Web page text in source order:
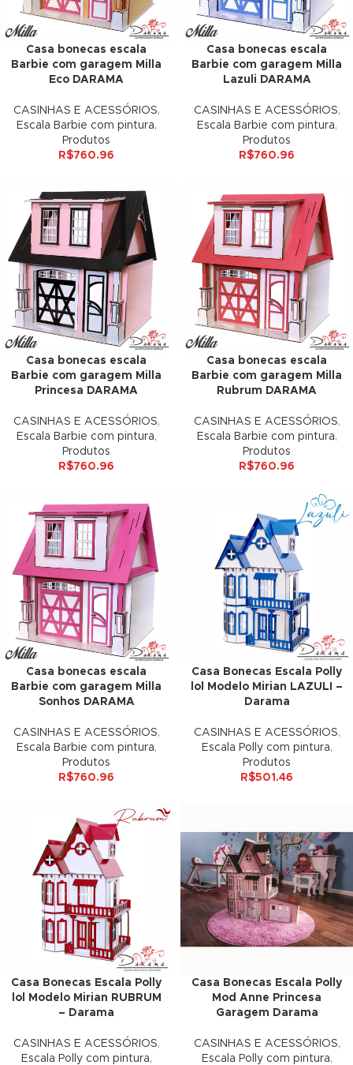
al
Casa bonecas escala
Barbie com garagem Milla
Eco DARAMA
CASINHAS E ACESSÓRIOS,
Escala Barbie com pintura,
Produtos
R$760.96
Casa bonecas escala
Barbie com garagem Milla
Lazuli DARAMA
CASINHAS E ACESSÓRIOS,
Escala Barbie com pintura,
Produtos
R$760.96
Casa bonecas escala
Barbie com garagem Milla
Princesa DARAMA
CASINHAS E ACESSÓRIOS,
Escala Barbie com pintura,
Produtos
R$760.96
Casa bonecas escala
Barbie com garagem Milla
Rubrum DARAMA
CASINHAS E ACESSÓRIOS,
Escala Barbie com pintura,
Produtos
R$760.96
Casa bonecas escala
Barbie com garagem Milla
Sonhos DARAMA
CASINHAS E ACESSÓRIOS,
Escala Barbie com pintura,
Produtos
R$760.96
Casa Bonecas Escala Polly
lol Modelo Mirian LAZULI –
Darama
CASINHAS E ACESSÓRIOS,
Escala Polly com pintura,
Produtos
R$501.46
Casa Bonecas Escala Polly
lol Modelo Mirian RUBRUM
– Darama
CASINHAS E ACESSÓRIOS,
Escala Polly com pintura,
Casa Bonecas Escala Polly
Mod Anne Princesa
Garagem Darama
CASINHAS E ACESSÓRIOS,
Escala Polly com pintura,